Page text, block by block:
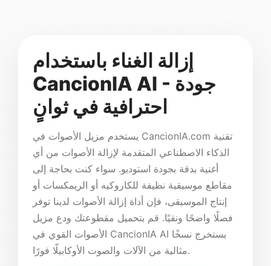
إزالة الغناء باستخدام
CancionIA AI - جودة
احترافية في ثوانٍ
يستخدم مزيل الأصوات في CancionIA.com تقنية
الذكاء الاصطناعي المتقدمة لإزالة الأصوات من أي
أغنية بدقة بجودة استوديو. سواء كنت بحاجة إلى
مقاطع موسيقية نظيفة للكاروكيه أو الريمكسات أو
إنتاج الموسيقى، فإن أداة إزالة الأصوات لدينا توفر
فصلًا واضحًا ونقيًا. قم بتحميل مقطوعتك ودع مزيل
الأصوات القوي في CancionIA AI يستخرج نسخًا
مثالية من الآلات والصوت الأوكابيلّا فورًا.